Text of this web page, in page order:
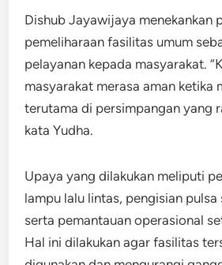
Dishub Jayawijaya menekankan
pemeliharaan fasilitas umum
pelayanan kepada masyarakat.
masyarakat merasa aman ketika
terutama di persimpangan yang
kata Yudha.
Upaya yang dilakukan meliputi
lampu lalu lintas, pengisian pulsa
serta pemantauan operasional
Hal ini dilakukan agar fasilitas